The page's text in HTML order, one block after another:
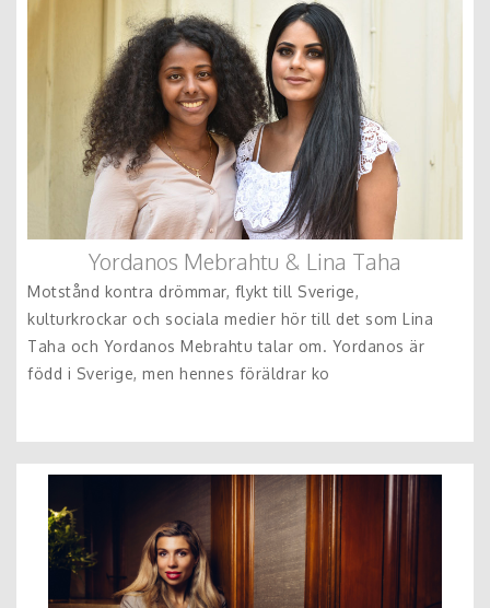
Yordanos Mebrahtu & Lina Taha
Motstånd kontra drömmar, flykt till Sverige,
kulturkrockar och sociala medier hör till det som Lina
Taha och Yordanos Mebrahtu talar om. Yordanos är
född i Sverige, men hennes föräldrar ko